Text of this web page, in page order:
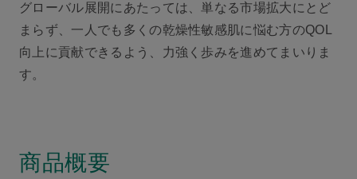
グローバル展開にあたっては、単なる市場拡大にとど
まらず、一人でも多くの乾燥性敏感肌に悩む方のQOL
向上に貢献できるよう、力強く歩みを進めてまいりま
す。
商品概要